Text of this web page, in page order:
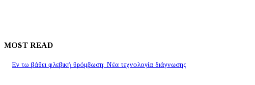
MOST READ
Εν τω βάθει φλεβική θρόμβωση: Νέα τεχνολογία διάγνωσης